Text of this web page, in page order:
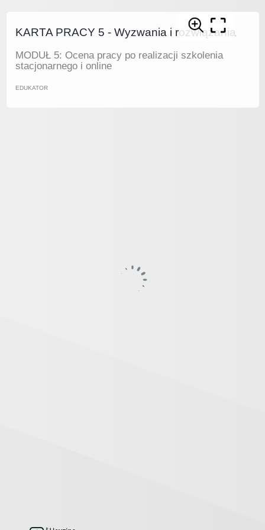
KARTA PRACY 5 - Wyzwania i rozwiązania
MODUŁ 5: Ocena pracy po realizacji szkolenia
stacjonarnego i online
EDUKATOR